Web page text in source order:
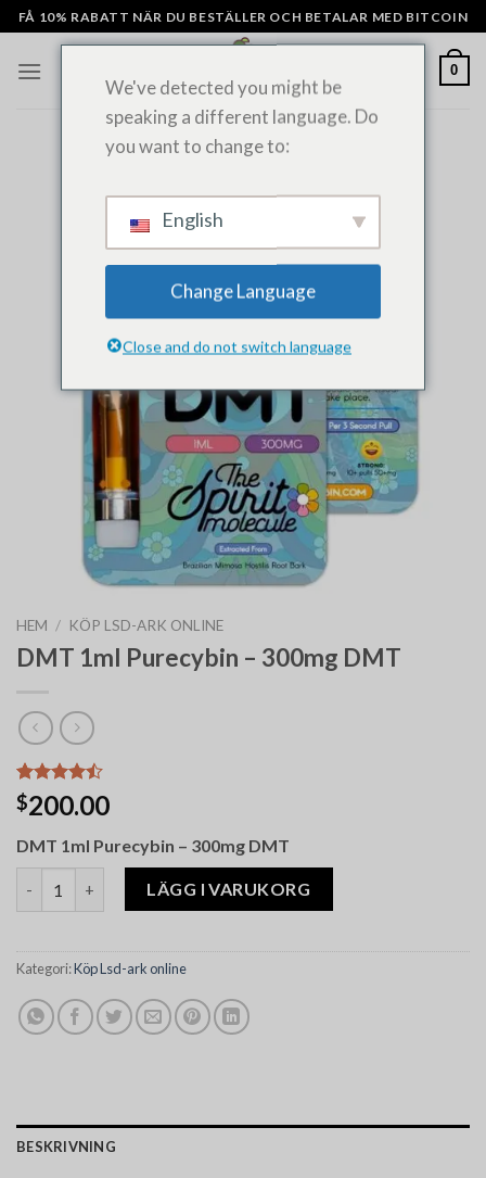
Hoppa
till
innehåll
FÅ 10% RABATT NÄR DU BESTÄLLER OCH BETALAR MED BITCOIN
0
HEM / KÖP LSD-ARK ONLINE
DMT 1ml Purecybin – 300mg DMT
Betygsatt
4.44av 5
9
kundrecensioner
$200.00
DMT 1ml Purecybin – 300mg DMT
DMT 1ml Purecybin – 300mg DMT mängd
LÄGG I VARUKORG
Kategori:Köp Lsd-ark online
BESKRIVNING
We've detected you might be
speaking a different language. Do
you want to change to:
English
Change Language
Close and do not switch language